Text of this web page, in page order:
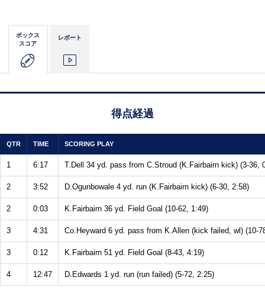
ボックス
スコア
レポート
得点経過
QTR TIME SCORING PLAY
1 6:17 T.Dell 34 yd. pass from C.Stroud (K.Fairbairn kick) (3-36,
2 3:52 D.Ogunbowale 4 yd. run (K.Fairbairn kick) (6-30, 2:58)
2 0:03 K.Fairbairn 36 yd. Field Goal (10-62, 1:49)
3 4:31 Co.Heyward 6 yd. pass from K.Allen (kick failed, wl) (10-
3 0:12 K.Fairbairn 51 yd. Field Goal (8-43, 4:19)
4 12:47 D.Edwards 1 yd. run (run failed) (5-72, 2:25)